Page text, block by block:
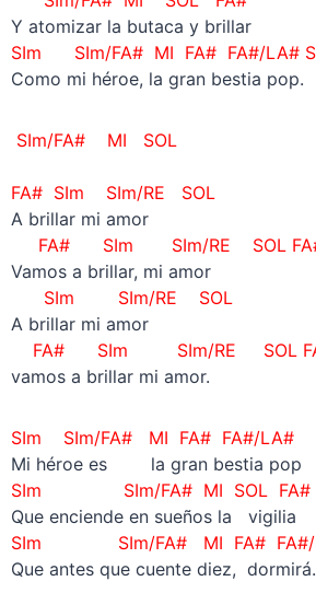
Y atomizar la butaca y brillar
SIm SIm/FA# MI FA# FA#/LA#
Como mi héroe, la gran bestia pop.
SIm/FA# MI SOL
FA# SIm SIm/RE SOL
A brillar mi amor
FA# SIm SIm/RE SOL
Vamos a brillar, mi amor
SIm SIm/RE SOL
A brillar mi amor
FA# SIm SIm/RE SOL
vamos a brillar mi amor.
SIm SIm/FA# MI FA# FA#/LA#
Mi héroe es la gran bestia pop
SIm SIm/FA# MI SOL FA#
Que enciende en sueños la vigilia
SIm SIm/FA# MI FA# FA#/
Que antes que cuente diez, dormirá.